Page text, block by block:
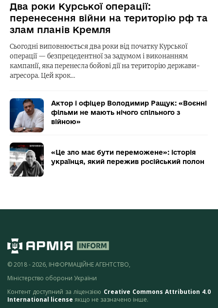
Два роки Курської операції:
перенесення війни на територію рф та
злам планів Кремля
Сьогодні виповнюється два роки від початку Курської
операції — безпрецедентної за задумом і виконанням
кампанії, яка перенесла бойові дії на територію держави-
агресора. Цей крок…
Актор і офіцер Володимир Ращук: «Воєнні
фільми не мають нічого спільного з
війною»
«Це зло має бути переможене»: історія
українця, який пережив російський полон
© 2018 - 2026, ІНФОРМАЦІЙНЕ АГЕНТСТВО,
Міністерство оборони України
Контент доступний за ліцензією Creative Commons Attribution 4.0
International license якщо не зазначено інше.